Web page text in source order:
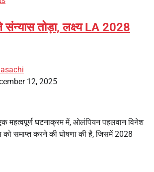
संन्यास तोड़ा, लक्ष्य LA 2028
12, 2025
महत्वपूर्ण घटनाक्रम में, ओलंपियन पहलवान विनेश
समाप्त करने की घोषणा की है, जिसमें 2028